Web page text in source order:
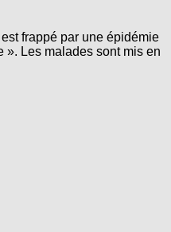
frappé par une épidémie
». Les malades sont mis en